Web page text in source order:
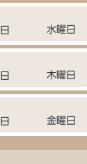
日 水曜日
日 木曜日
日 金曜日